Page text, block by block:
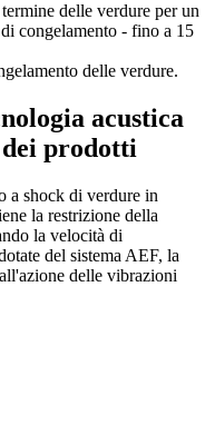
delle verdure per un
congelamento - fino a 15
delle verdure.
acustica
dei prodotti
a shock di verdure in
la restrizione della
la velocità di
del sistema AEF, la
delle vibrazioni